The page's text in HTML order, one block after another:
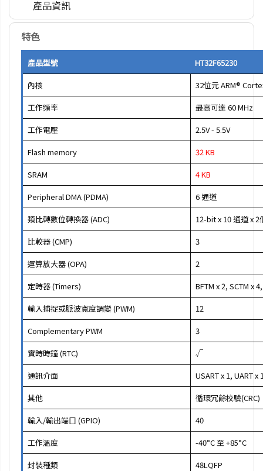
產品資訊
特色
產品型號
HT32F65230
內核
32位元 ARM®
工作頻率
最高可達 60 MHz
工作電壓
2.5V - 5.5V
Flash memory
32 KB
SRAM
4 KB
Peripheral DMA (PDMA)
6 通道
類比轉數位轉換器 (ADC)
12-bit x 10 通道 x 2
比較器 (CMP)
3
運算放大器 (OPA)
2
定時器 (Timers)
BFTM x 2, SCTM x
輸入捕捉或脈波寬度調變 (PWM)
12
Complementary PWM
3
實時時鐘 (RTC)
√
通訊介面
USART x 1, UART x
其他
循環冗餘校驗
輸入/輸出端口 (GPIO)
40
工作溫度
-40°C 至 +85°C
封裝種類
48LQFP